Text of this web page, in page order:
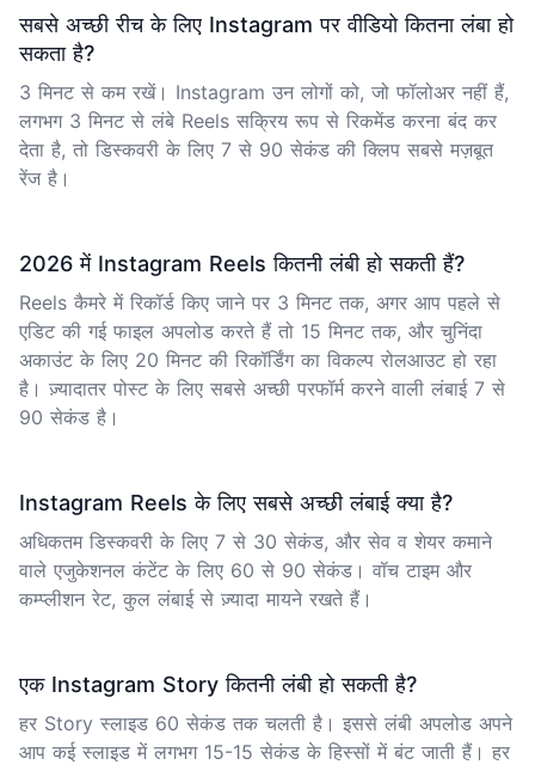
सबसे अच्छी रीच के लिए Instagram पर वीडियो कितना लंबा हो
सकता है?
3 मिनट से कम रखें। Instagram उन लोगों को, जो फॉलोअर नहीं हैं,
लगभग 3 मिनट से लंबे Reels सक्रिय रूप से रिकमेंड करना बंद कर
देता है, तो डिस्कवरी के लिए 7 से 90 सेकंड की क्लिप सबसे मज़बूत
रेंज है।
2026 में Instagram Reels कितनी लंबी हो सकती हैं?
Reels कैमरे में रिकॉर्ड किए जाने पर 3 मिनट तक, अगर आप पहले से
एडिट की गई फाइल अपलोड करते हैं तो 15 मिनट तक, और चुनिंदा
अकाउंट के लिए 20 मिनट की रिकॉर्डिंग का विकल्प रोलआउट हो रहा
है। ज़्यादातर पोस्ट के लिए सबसे अच्छी परफॉर्म करने वाली लंबाई 7 से
90 सेकंड है।
Instagram Reels के लिए सबसे अच्छी लंबाई क्या है?
अधिकतम डिस्कवरी के लिए 7 से 30 सेकंड, और सेव व शेयर कमाने
वाले एजुकेशनल कंटेंट के लिए 60 से 90 सेकंड। वॉच टाइम और
कम्प्लीशन रेट, कुल लंबाई से ज़्यादा मायने रखते हैं।
एक Instagram Story कितनी लंबी हो सकती है?
हर Story स्लाइड 60 सेकंड तक चलती है। इससे लंबी अपलोड अपने
आप कई स्लाइड में लगभग 15-15 सेकंड के हिस्सों में बंट जाती हैं। हर